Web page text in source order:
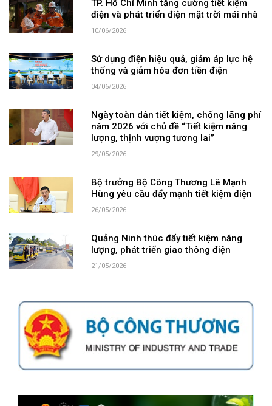
TP. Hồ Chí Minh tăng cường tiết kiệm
điện và phát triển điện mặt trời mái nhà
10/06/2026
Sử dụng điện hiệu quả, giảm áp lực hệ
thống và giảm hóa đơn tiền điện
04/06/2026
Ngày toàn dân tiết kiệm, chống lãng phí
năm 2026 với chủ đề “Tiết kiệm năng
lượng, thịnh vượng tương lai”
29/05/2026
Bộ trưởng Bộ Công Thương Lê Mạnh
Hùng yêu cầu đẩy mạnh tiết kiệm điện
26/05/2026
Quảng Ninh thúc đẩy tiết kiệm năng
lượng, phát triển giao thông điện
21/05/2026